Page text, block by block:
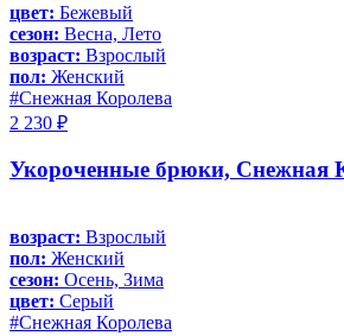
цвет: Бежевый
сезон: Весна, Лето
возраст: Взрослый
пол: Женский
#Снежная Королева
2 230 ₽
Укороченные брюки, Снежная
возраст: Взрослый
пол: Женский
сезон: Осень, Зима
цвет: Серый
#Снежная Королева